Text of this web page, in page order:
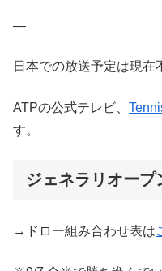
—
日本での放送予定は現在
ATPの公式テレビ、
す。
ジェネラリオープ
→ドロー組み合わせ表は